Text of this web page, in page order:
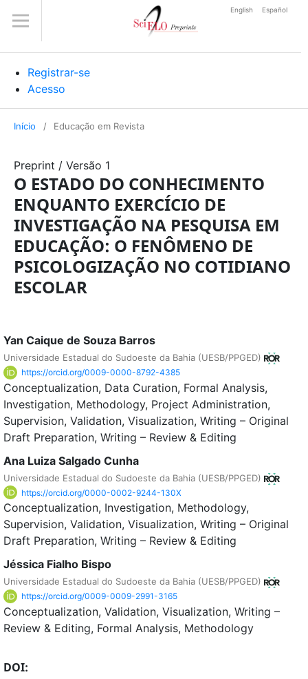
Registrar-se
Acesso
English Español
Início / Educação em Revista
Preprint / Versão 1
O ESTADO DO CONHECIMENTO
ENQUANTO EXERCÍCIO DE
INVESTIGAÇÃO NA PESQUISA EM
EDUCAÇÃO: O FENÔMENO DE
PSICOLOGIZAÇÃO NO COTIDIANO
ESCOLAR
Yan Caique de Souza Barros
Universidade Estadual do Sudoeste da Bahia (UESB/PPGED)
https://orcid.org/0009-0000-8792-4385
Conceptualization Data Curation Formal Analysis
Investigation Methodology Project Administration
Supervision Validation Visualization Writing – Original
Draft Preparation Writing – Review & Editing
Ana Luiza Salgado Cunha
Universidade Estadual do Sudoeste da Bahia (UESB/PPGED)
https://orcid.org/0000-0002-9244-130X
Conceptualization Investigation Methodology
Supervision Validation Visualization Writing – Original
Draft Preparation Writing – Review & Editing
Jéssica Fialho Bispo
Universidade Estadual do Sudoeste da Bahia (UESB/PPGED)
https://orcid.org/0009-0009-2991-3165
Conceptualization Validation Visualization Writing –
Review & Editing Formal Analysis Methodology
DOI: